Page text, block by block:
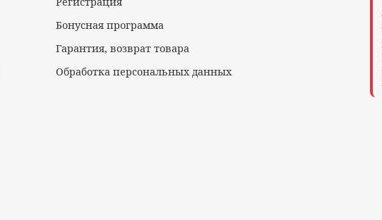
Бонусная программа
Гарантия, возврат товара
Обработка персональных данных